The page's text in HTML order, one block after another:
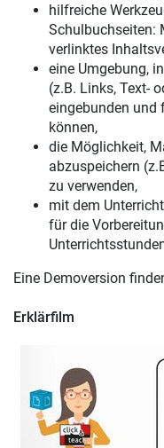
hilfreiche
Schulbuchseiten:
verlinktes
eine Umgebung,
(z.B. Links, Text-
eingebunden und
können,
die Möglichkeit,
abzuspeichern
zu verwenden,
mit dem
für die
Eine Demoversion
Erklärfilm